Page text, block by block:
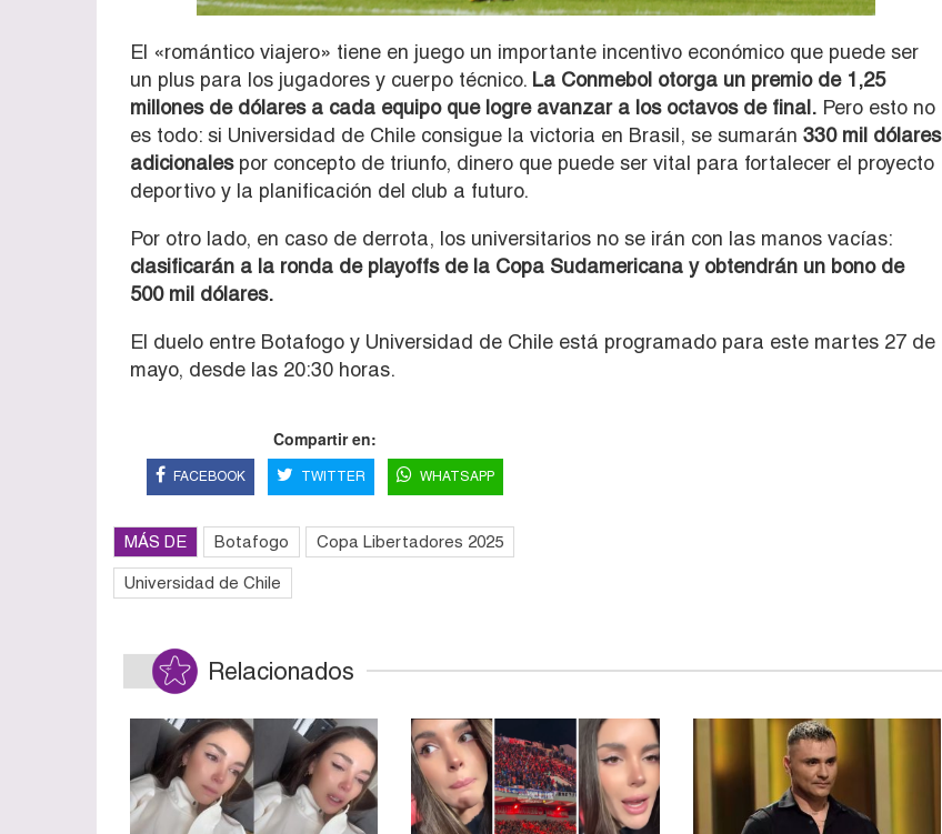
El «romántico viajero» tiene en juego un importante incentivo económico que puede ser
un plus para los jugadores y cuerpo técnico. La Conmebol otorga un premio de 1,25
millones de dólares a cada equipo que logre avanzar a los octavos de final. Pero esto no
es todo: si Universidad de Chile consigue la victoria en Brasil, se sumarán 330 mil dólares
adicionalespor concepto de triunfo, dinero que puede ser vital para fortalecer el proyecto
deportivo y la planificación del club a futuro.
Por otro lado, en caso de derrota, los universitarios no se irán con las manos vacías:
clasificarán a la ronda de playoffs de la Copa Sudamericana y obtendrán un bono de
500 mil dólares.
El duelo entre Botafogo y Universidad de Chile está programado para este martes 27 de
mayo, desde las 20:30 horas.
Compartir en:
FACEBOOK TWITTER WHATSAPP
MÁS DE Botafogo Copa Libertadores 2025
Universidad de Chile
Relacionados